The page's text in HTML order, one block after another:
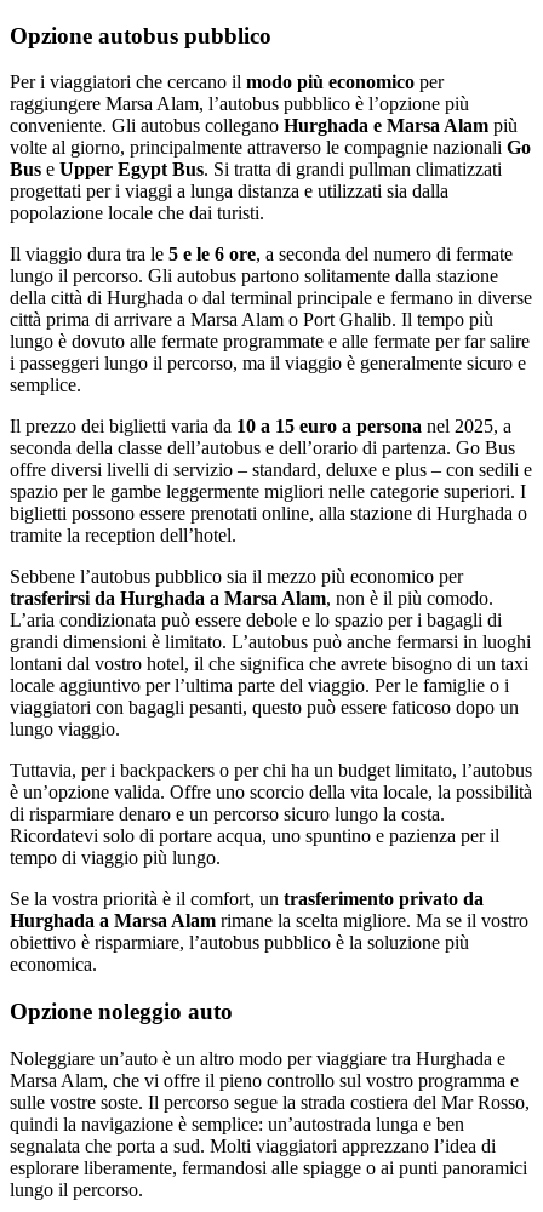
Opzione autobus pubblico
Per i viaggiatori che cercano il modo più economico per
raggiungere Marsa Alam, l’autobus pubblico è l’opzione più
conveniente. Gli autobus collegano Hurghada e Marsa Alam più
volte al giorno, principalmente attraverso le compagnie nazionali Go
Bus e Upper Egypt Bus. Si tratta di grandi pullman climatizzati
progettati per i viaggi a lunga distanza e utilizzati sia dalla
popolazione locale che dai turisti.
Il viaggio dura tra le 5 e le 6 ore, a seconda del numero di fermate
lungo il percorso. Gli autobus partono solitamente dalla stazione
della città di Hurghada o dal terminal principale e fermano in diverse
città prima di arrivare a Marsa Alam o Port Ghalib. Il tempo più
lungo è dovuto alle fermate programmate e alle fermate per far salire
i passeggeri lungo il percorso, ma il viaggio è generalmente sicuro e
semplice.
Il prezzo dei biglietti varia da 10 a 15 euro a persona nel 2025, a
seconda della classe dell’autobus e dell’orario di partenza. Go Bus
offre diversi livelli di servizio – standard, deluxe e plus – con sedili e
spazio per le gambe leggermente migliori nelle categorie superiori. I
biglietti possono essere prenotati online, alla stazione di Hurghada o
tramite la reception dell’hotel.
Sebbene l’autobus pubblico sia il mezzo più economico per
trasferirsi da Hurghada a Marsa Alam, non è il più comodo.
L’aria condizionata può essere debole e lo spazio per i bagagli di
grandi dimensioni è limitato. L’autobus può anche fermarsi in luoghi
lontani dal vostro hotel, il che significa che avrete bisogno di un taxi
locale aggiuntivo per l’ultima parte del viaggio. Per le famiglie o i
viaggiatori con bagagli pesanti, questo può essere faticoso dopo un
lungo viaggio.
Tuttavia, per i backpackers o per chi ha un budget limitato, l’autobus
è un’opzione valida. Offre uno scorcio della vita locale, la possibilità
di risparmiare denaro e un percorso sicuro lungo la costa.
Ricordatevi solo di portare acqua, uno spuntino e pazienza per il
tempo di viaggio più lungo.
Se la vostra priorità è il comfort, un trasferimento privato da
Hurghada a Marsa Alam rimane la scelta migliore. Ma se il vostro
obiettivo è risparmiare, l’autobus pubblico è la soluzione più
economica.
Opzione noleggio auto
Noleggiare un’auto è un altro modo per viaggiare tra Hurghada e
Marsa Alam, che vi offre il pieno controllo sul vostro programma e
sulle vostre soste. Il percorso segue la strada costiera del Mar Rosso,
quindi la navigazione è semplice: un’autostrada lunga e ben
segnalata che porta a sud. Molti viaggiatori apprezzano l’idea di
esplorare liberamente, fermandosi alle spiagge o ai punti panoramici
lungo il percorso.